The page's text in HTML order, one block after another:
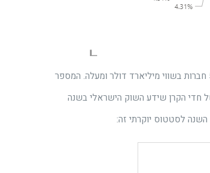
השנה נולדו 33 ״חדי קרן״ בישראל וכעת פועלות במרחב הישראלי כ 53 חברות בשווי מיליארד דולר ומעלה. המספר
חדי הקרן שידע השוק הישראלי בשנה
לסטטוס יוקרתי זה: